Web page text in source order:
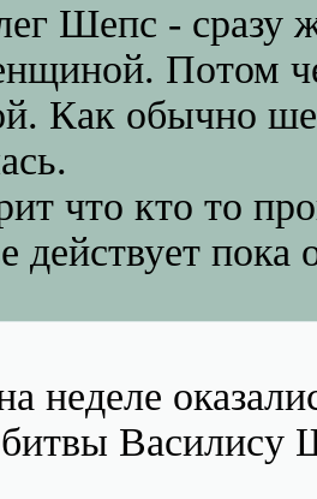
Шепс - сразу
Потом
Как обычно
что кто то
действует пока
неделе
Василису